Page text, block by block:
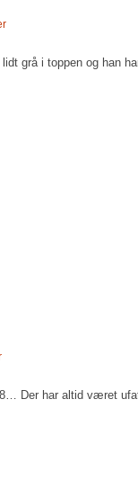
grå i toppen og han
Der har altid været